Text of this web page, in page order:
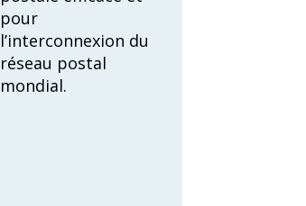
pour
l’interconnexion du
réseau postal
mondial.